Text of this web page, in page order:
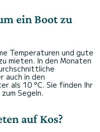
ein Boot zu
Temperaturen und gute
mieten. In den Monaten
auch in den
als 10 °C. Sie finden Ihr
Segeln.
auf Kos?